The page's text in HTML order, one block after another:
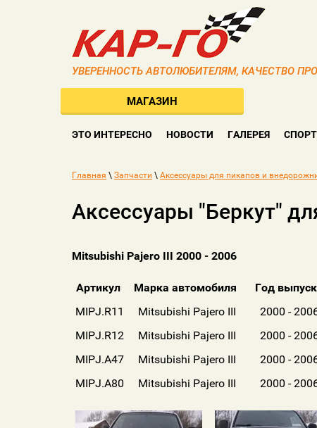
УВЕРЕННОСТЬ АВТОЛЮБИТЕЛЯМ, КАЧЕСТВО
МАГАЗИН
ЭТО ИНТЕРЕСНО НОВОСТИ ГАЛЕРЕЯ
Главная \ Запчасти \ Аксессуары для пикапов и
Аксессуары "Беркут"
Mitsubishi Pajero III 2000 - 2006
Артикул Марка автомобиля Год
MIPJ.R11
Mitsubishi Pajero III 2000 -
MIPJ.R12
Mitsubishi Pajero III 2000 -
MIPJ.A47
Mitsubishi Pajero III 2000 -
MIPJ.A80
Mitsubishi Pajero III 2000 -